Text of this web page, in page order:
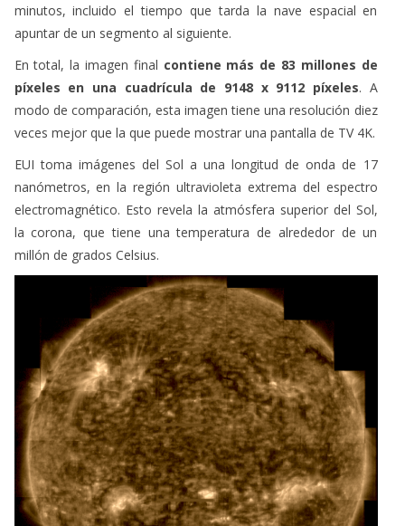
minutos, incluido el tiempo que tarda la nave espacial en
apuntar de un segmento al siguiente.
En total, la imagen final contiene más de 83 millones de
píxeles en una cuadrícula de 9148 x 9112 píxeles. A
modo de comparación, esta imagen tiene una resolución diez
veces mejor que la que puede mostrar una pantalla de TV 4K.
EUI toma imágenes del Sol a una longitud de onda de 17
nanómetros, en la región ultravioleta extrema del espectro
electromagnético. Esto revela la atmósfera superior del Sol,
la corona, que tiene una temperatura de alrededor de un
millón de grados Celsius.